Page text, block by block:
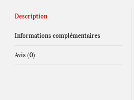
Description
Informations complémentaires
Avis (0)